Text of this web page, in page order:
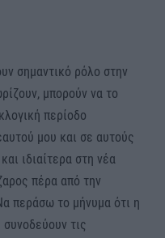
σημαντικό ρόλο στην
μπορούν να το
περίοδο
μου και σε αυτούς
ιδιαίτερα στη νέα
πέρα από την
περάσω το μήνυμα ότι η
συνοδεύουν τις